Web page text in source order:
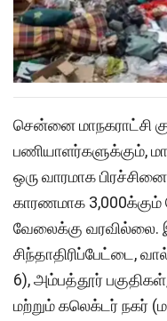
சென்னை மாநகராட்சி
பணியாளர்களுக்கும்,
ஒரு வாரமாக
காரணமாக
வேலைக்கு வரவில்லை.
சிந்தாதிரிப்பேட்டை,
6), அம்பத்தூர்
மற்றும் கலெக்டர்